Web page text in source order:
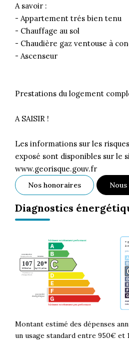
A savoir :
- Appartement trés bien tenu
- Chauffage au sol
- Chaudière gaz ventouse à
- Ascenseur
Prestations du logement
A SAISIR !
Les informations sur les
exposé sont disponibles sur le
www.georisque.gouv.fr
Nos honoraires
Diagnostics
Montant estimé des dépenses
un usage standard entre 950€ et